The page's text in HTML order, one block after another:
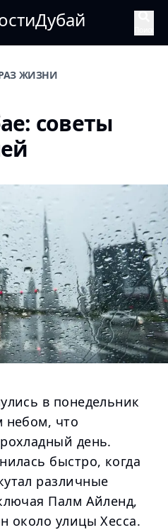
ЖИЗНИ
советы
в понедельник
небом, что
день.
быстро, когда
различные
Палм Айленд,
около улицы Хесса.